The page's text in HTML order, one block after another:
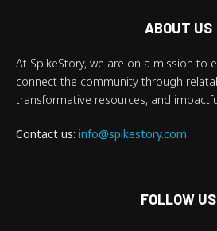
ABOUT US
At SpikeStory, we are on a mission to
connect the community through
transformative resources, and
Contact us: info@spikestory.com
FOLLOW US